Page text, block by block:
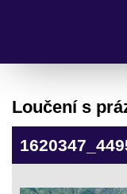
Loučení s